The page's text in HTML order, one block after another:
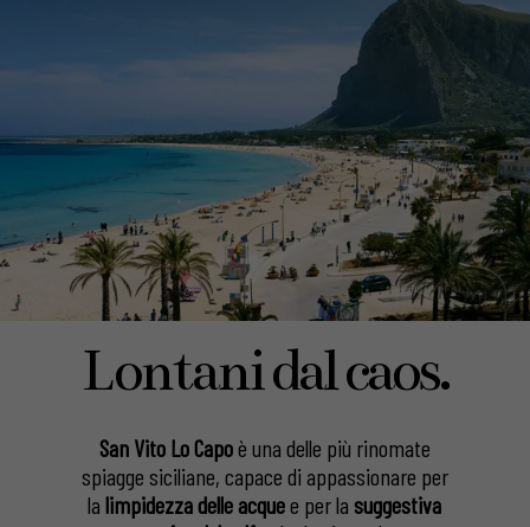
Lontani dal caos.
San Vito Lo Capoè una delle più rinomate
spiagge siciliane, capace di appassionare per
lalimpidezza delle acquee per lasuggestiva